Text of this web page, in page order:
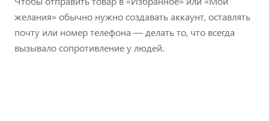
желания» обычно нужно создавать аккаунт, оставлять
почту или номер телефона — делать то, что всегда
вызывало сопротивление у людей.